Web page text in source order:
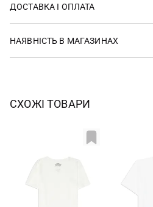
ДОСТАВКА І ОПЛАТА
НАЯВНІСТЬ В МАГАЗИНАХ
СХОЖІ ТОВАРИ